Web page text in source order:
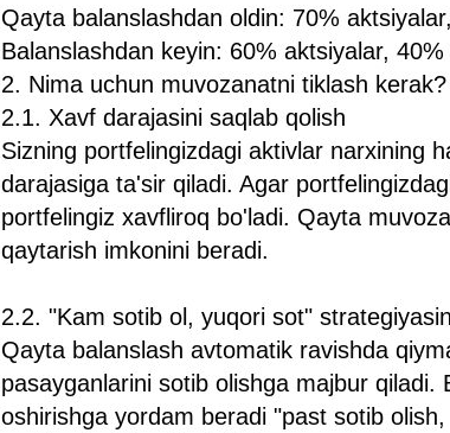
Qayta balanslashdan oldin: 70%
Balanslashdan keyin: 60% aktsiyalar, 40%
2. Nima uchun muvozanatni tiklash kerak?
2.1. Xavf darajasini saqlab qolish
Sizning portfelingizdagi aktivlar narxining
darajasiga ta'sir qiladi. Agar
portfelingiz xavfliroq bo'ladi. Qayta
qaytarish imkonini beradi.
2.2. "Kam sotib ol, yuqori sot"
Qayta balanslash avtomatik ravishda
pasayganlarini sotib olishga majbur
oshirishga yordam beradi "past sotib